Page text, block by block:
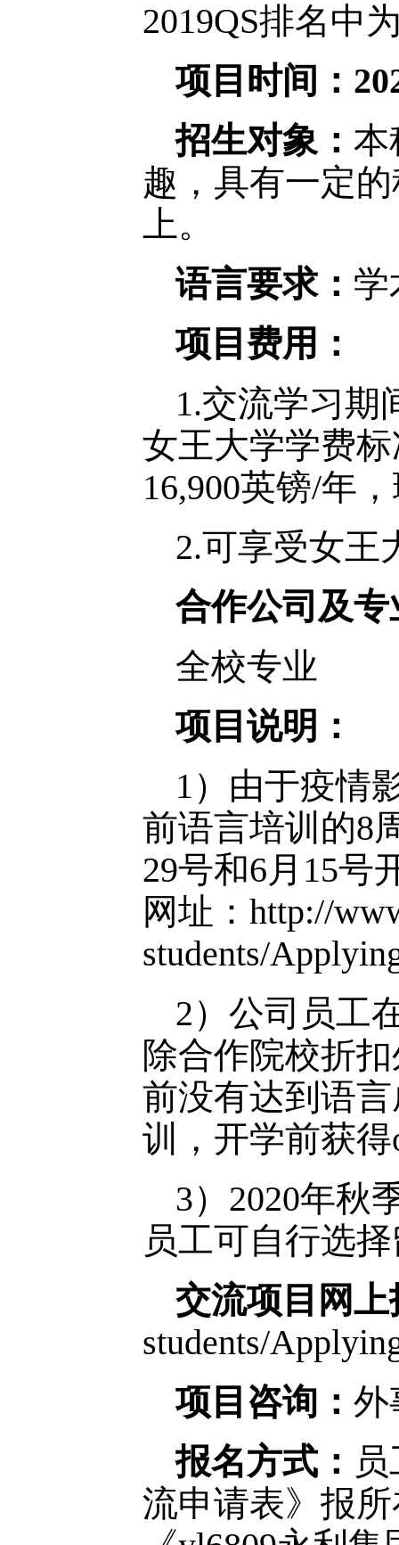
2019QS排名中
项目时间：
招生对象：本
趣，具有一定
上。
语言要求： 学
项目费用：
1.交流学习期
女王大学学费
16,900英镑/年
2.可享受女王
合作公司及专
全校专业
项目说明：
1）由于疫情
前语言培训的8
29号和6月15号
网址：http://
students/
2）公司员工
除合作院校折
前没有达到语
训，开学前获
3）2020年秋
员工可自行选
交流项目网
students/
项目咨询：外
报名方式：
流申请表》报